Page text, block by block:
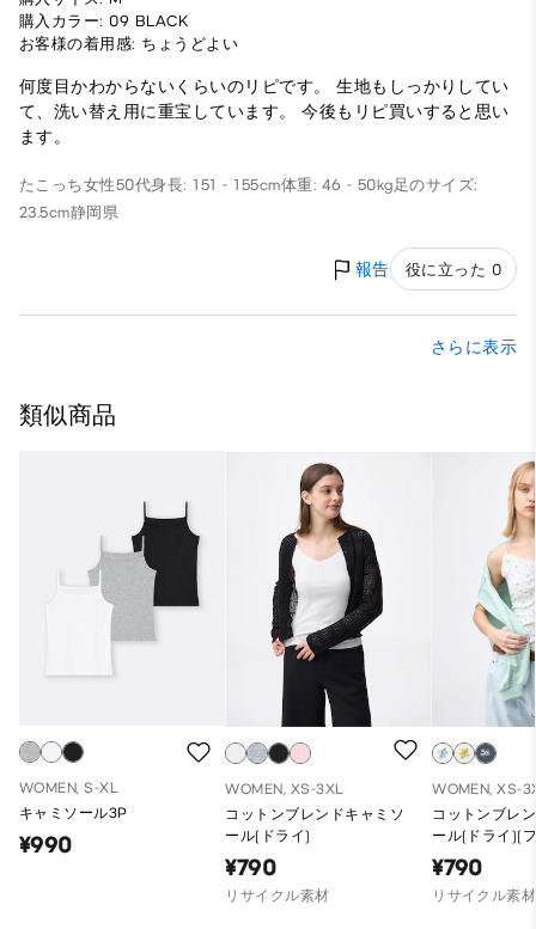
購入カラー: 09 BLACK
お客様の着用感: ちょうどよい
何度目かわからないくらいのリピです。 生地もしっかりしてい
て、洗い替え用に重宝しています。 今後もリピ買いすると思い
ます。
たこっち女性50代身長: 151 - 155cm体重: 46 - 50kg足のサイズ:
23.5cm静岡県
報告 役に立った 0
さらに表示
類似商品
WOMEN, S-XL
キャミソール3P
¥990
WOMEN, XS-3XL
コットンブレンドキャミソ
ール(ドライ)
¥790
リサイクル素材
WOMEN, XS-
コットンブレ
ール(ドライ)(
¥790
リサイクル素材